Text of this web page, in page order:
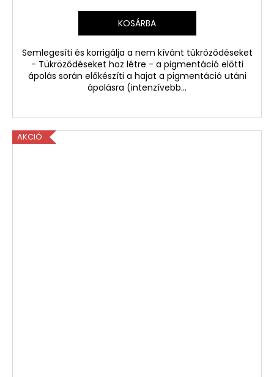
KOSÁRBA
Semlegesíti és korrigálja a nem kívánt tükröződéseket
- Tükröződéseket hoz létre - a pigmentáció előtti
ápolás során előkészíti a hajat a pigmentáció utáni
ápolásra (intenzívebb...
AKCIÓ